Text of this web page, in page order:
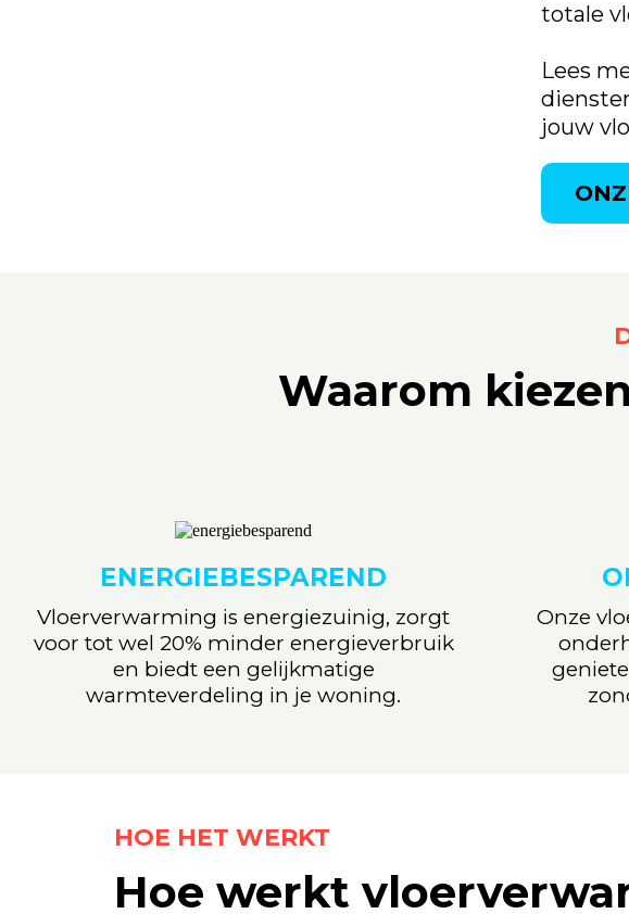
totale
Lees
jouw
Waarom
ENERGIEBESPAREND
Vloerverwarming is energiezuinig, zorgt
voor tot wel 20% minder energieverbruik
en biedt een gelijkmatige
warmteverdeling in je woning.
Onze
HOE HET WERKT
Hoe werkt